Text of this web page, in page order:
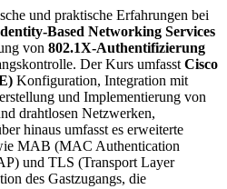
und praktische Erfahrungen bei
Based Networking Services
von 802.1X-Authentifizierung
Der Kurs umfasst Cisco
Konfiguration, Integration mit
und Implementierung von
drahtlosen Netzwerken,
hinaus umfasst es erweiterte
MAB (MAC Authentication
und TLS (Transport Layer
des Gastzugangs, die